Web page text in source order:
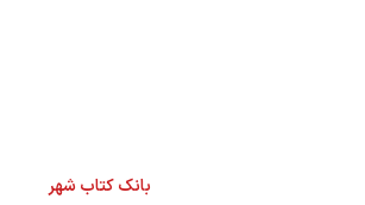
بانک کتاب شهر